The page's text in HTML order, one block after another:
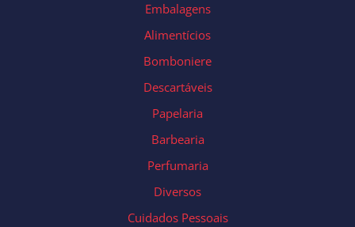
Embalagens
Alimentícios
Bomboniere
Descartáveis
Papelaria
Barbearia
Perfumaria
Diversos
Cuidados Pessoais